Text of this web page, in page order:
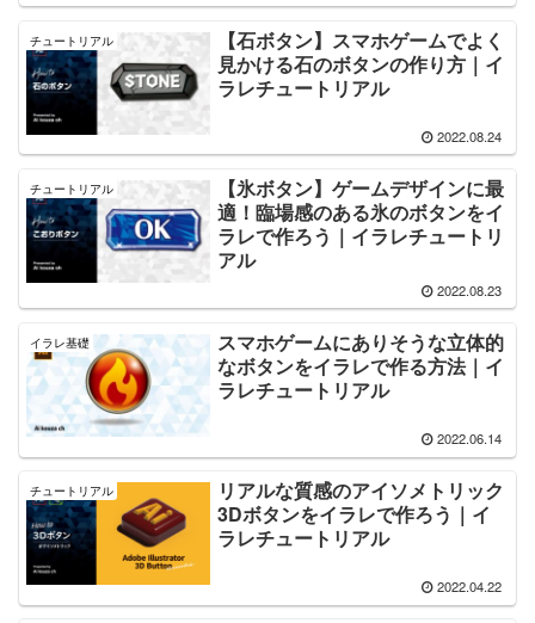
チュートリアル
【石ボタン】スマホゲームでよく
見かける石のボタンの作り方｜イ
ラレチュートリアル
2022.08.24
チュートリアル
【氷ボタン】ゲームデザインに最
適！臨場感のある氷のボタンをイ
ラレで作ろう｜イラレチュートリ
アル
2022.08.23
イラレ基礎
スマホゲームにありそうな立体的
なボタンをイラレで作る方法｜イ
ラレチュートリアル
2022.06.14
チュートリアル
リアルな質感のアイソメトリック
3Dボタンをイラレで作ろう｜イ
ラレチュートリアル
2022.04.22